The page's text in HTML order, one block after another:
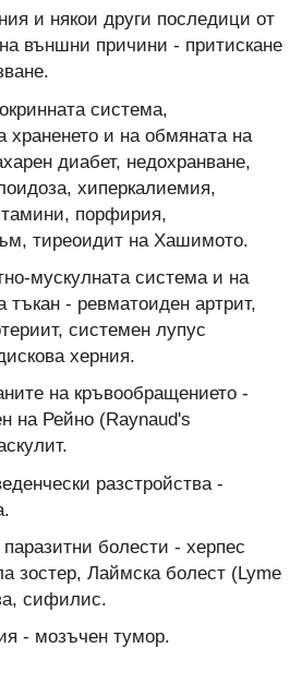
и някои други последици от
външни причини - притискане
система,
храненето и на обмяната на
диабет, недохранване,
хиперкалиемия,
порфирия,
тиреоидит на Хашимото.
мускулната система и на
тъкан - ревматоиден артрит,
системен лупус
херния.
на кръвообращението -
на Рейно (Raynaud's
разстройства -
болести - херпес
зостер, Лаймска болест (Lyme
сифилис.
- мозъчен тумор.